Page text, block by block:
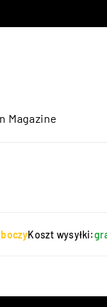
Magazine
Koszt wysyłki: